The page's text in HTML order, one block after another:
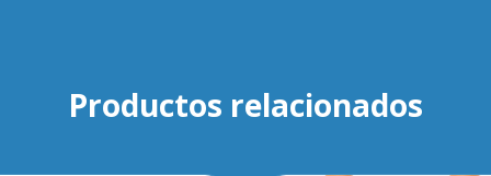
Productos relacionados